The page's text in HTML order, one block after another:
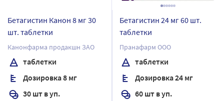
Бетагистин Канон 8 мг 30
шт. таблетки
Канонфарма продакшн ЗАО
таблетки
Дозировка 8 мг
30 шт в уп.
Бетагистин 24 мг 60 шт.
таблетки
Пранафарм ООО
таблетки
Дозировка 24 мг
60 шт в уп.